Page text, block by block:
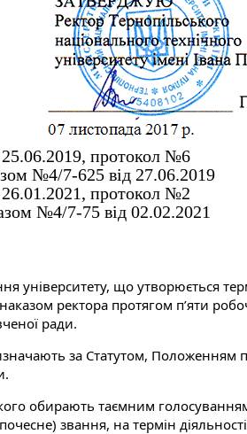
25.06.2019, протокол №6
№4/7-625 від 27.06.2019
26.01.2021, протокол №2
№4/7-75 від 02.02.2021
університету, що утворюється
ректора протягом п’яти
ради.
за Статутом, Положенням
обирають таємним
звання, на термін